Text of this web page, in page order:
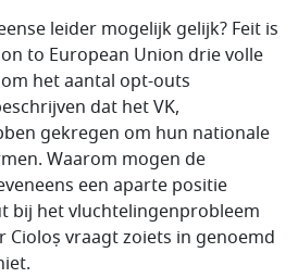
leider mogelijk gelijk? Feit is
to European Union drie volle
het aantal opt-outs
dat het VK,
gekregen om hun nationale
Waarom mogen de
een aparte positie
bij het vluchtelingenprobleem
Cioloṣ vraagt zoiets in genoemd